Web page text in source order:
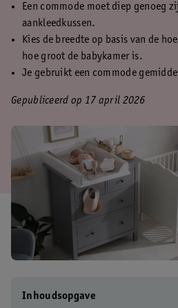
Een commode moet diep genoeg
aankleedkussen.
Kies de breedte op basis van de
hoe groot de babykamer is.
Je gebruikt een commode
Gepubliceerd op 17 april 2026
Inhoudsopgave